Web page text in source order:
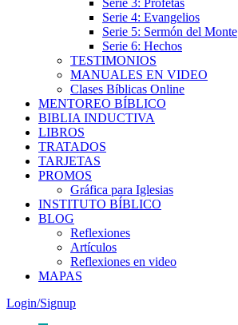
Serie 3: Profetas
Serie 4: Evangelios
Serie 5: Sermón del Monte
Serie 6: Hechos
TESTIMONIOS
MANUALES EN VIDEO
Clases Bíblicas Online
MENTOREO BÍBLICO
BIBLIA INDUCTIVA
LIBROS
TRATADOS
TARJETAS
PROMOS
Gráfica para Iglesias
INSTITUTO BÍBLICO
BLOG
Reflexiones
Artículos
Reflexiones en video
MAPAS
Login/Signup